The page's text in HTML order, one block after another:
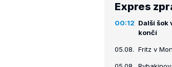
Expres
00:12 Další šok
končí
05.08. Fritz v